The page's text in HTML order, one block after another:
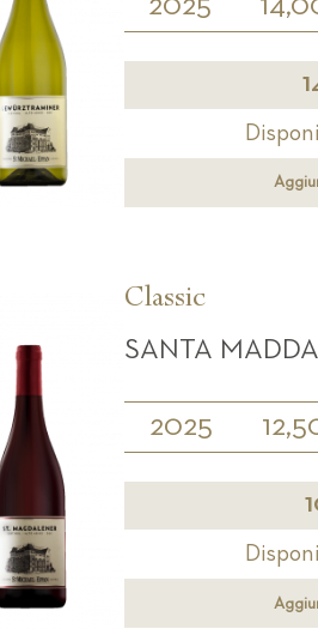
Classic
SANTA
2025